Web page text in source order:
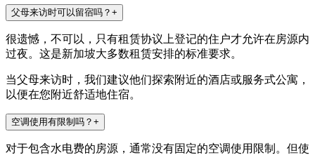
父母来访时可以留宿吗？ +
很遗憾，不可以，只有租赁协议上登记的住户才允许在房源内
过夜。这是新加坡大多数租赁安排的标准要求。
当父母来访时，我们建议他们探索附近的酒店或服务式公寓，
以便在您附近舒适地住宿。
空调使用有限制吗？ +
对于包含水电费的房源，通常没有固定的空调使用限制。但使